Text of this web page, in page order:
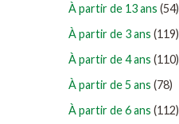
À partir de 13 ans (54)
À partir de 3 ans (119)
À partir de 4 ans (110)
À partir de 5 ans (78)
À partir de 6 ans (112)